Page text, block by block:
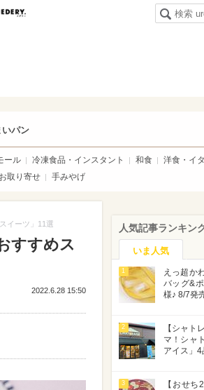
い肉
いパン
ール 冷凍食品・インスタント 和食 洋食・イ
お取り寄せ 手みやげ
イーツ」11選
すすめス
2022.6.28 15:50
人気記事ランキン
いま人気
1
えっ超か
バッグ&
様♪ 8/7発
2
【シャト
マ！シャ
アイス」
3
【おせ